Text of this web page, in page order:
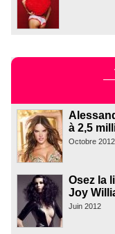
à 2,5
Octobre 2012
Osez la
Joy
Juin 2012